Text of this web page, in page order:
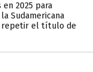
2025 para
Sudamericana
repetir el título de